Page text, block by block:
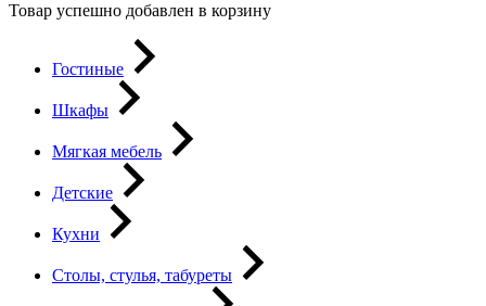
Товар успешно добавлен в корзину
Гостиные
Шкафы
Мягкая мебель
Детские
Кухни
Столы, стулья, табуреты